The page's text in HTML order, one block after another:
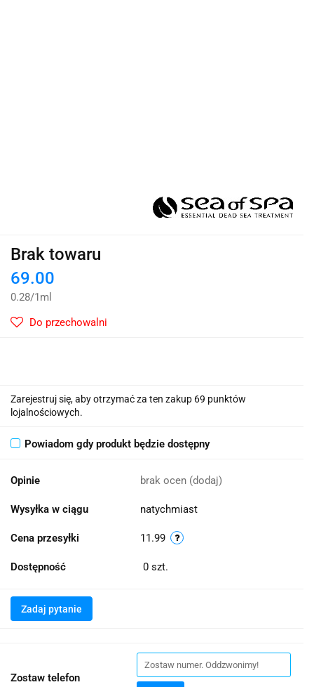
Brak towaru
69.00
0.28/1ml
Do przechowalni
Zarejestruj się, aby otrzymać za ten zakup 69 punktów
lojalnościowych.
Powiadom gdy produkt będzie dostępny
Opinie brak ocen (dodaj)
Wysyłka w ciągu natychmiast
Cena przesyłki 11.99
Dostępność 0 szt.
Zadaj pytanie
Zostaw telefon